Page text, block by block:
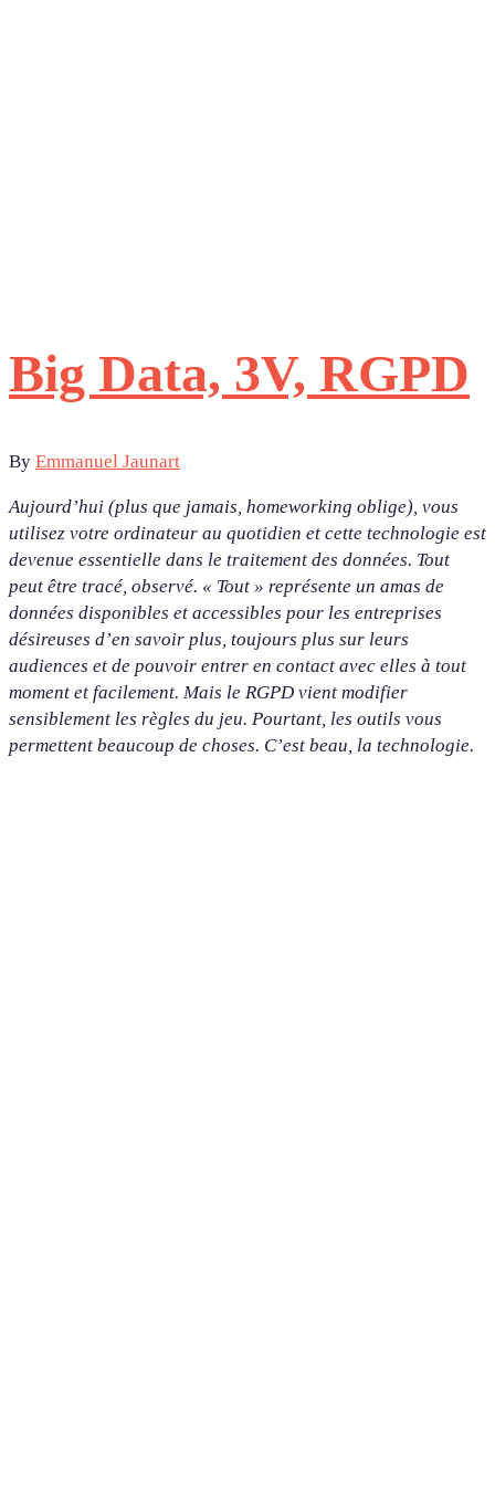
Big Data, 3V, RGPD
By Emmanuel Jaunart
Aujourd’hui (plus que jamais, homeworking oblige), vous
utilisez votre ordinateur au quotidien et cette technologie est
devenue essentielle dans le traitement des données. Tout
peut être tracé, observé. « Tout » représente un amas de
données disponibles et accessibles pour les entreprises
désireuses d’en savoir plus, toujours plus sur leurs
audiences et de pouvoir entrer en contact avec elles à tout
moment et facilement. Mais le RGPD vient modifier
sensiblement les règles du jeu. Pourtant, les outils vous
permettent beaucoup de choses. C’est beau, la technologie.